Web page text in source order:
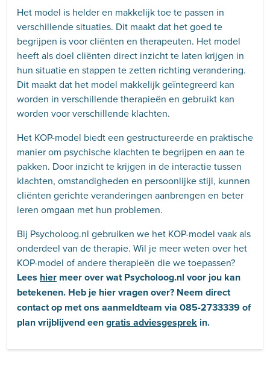
Het model is helder en makkelijk toe te passen in
verschillende situaties. Dit maakt dat het goed te
begrijpen is voor cliënten en therapeuten. Het model
heeft als doel cliënten direct inzicht te laten krijgen in
hun situatie en stappen te zetten richting verandering.
Dit maakt dat het model makkelijk geïntegreerd kan
worden in verschillende therapieën en gebruikt kan
worden voor verschillende klachten.
Het KOP-model biedt een gestructureerde en praktische
manier om psychische klachten te begrijpen en aan te
pakken. Door inzicht te krijgen in de interactie tussen
klachten, omstandigheden en persoonlijke stijl, kunnen
cliënten gerichte veranderingen aanbrengen en beter
leren omgaan met hun problemen.
Bij Psycholoog.nl gebruiken we het KOP-model vaak als
onderdeel van de therapie. Wil je meer weten over het
KOP-model of andere therapieën die we toepassen?
Lees hier meer over wat Psycholoog.nl voor jou kan
betekenen. Heb je hier vragen over? Neem direct
contact op met ons aanmeldteam via 085-2733339 of
plan vrijblijvend eengratis adviesgesprek in.